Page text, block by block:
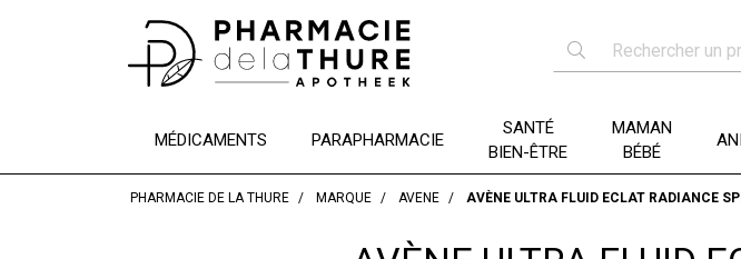
MÉDICAMENTS PARAPHARMACIE
SANTÉ
BIEN-ÊTRE
MAMAN
BÉBÉ
PHARMACIE DE LA THURE MARQUE AVENE AVÈNE ULTRA FLUID ECLAT RADIANCE